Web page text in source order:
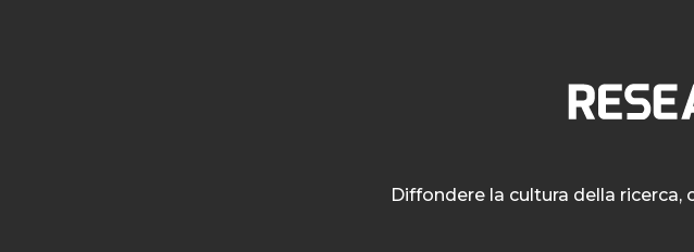
Diffondere la cultura della